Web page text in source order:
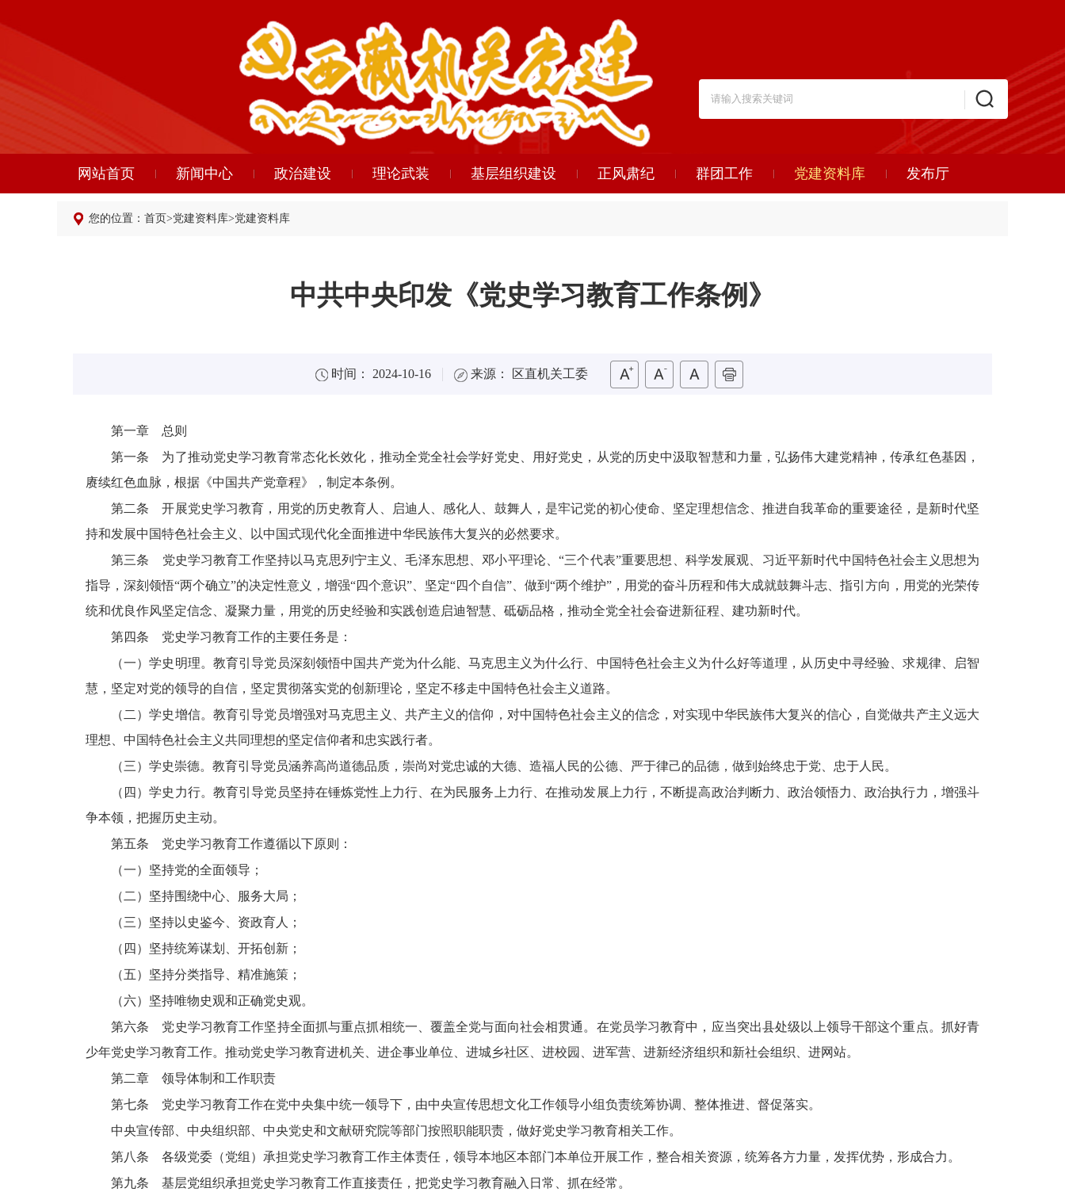
网站首页 新闻中心 政治建设 理论武装 基层组织建设 正风肃纪 群团工作 党建资料库 发布厅
您的位置： 首页>党建资料库>党建资料库
中共中央印发《党史学习教育工作条例》
时间： 2024-10-16 来源： 区直机关工委
第一章 总则
第一条 为了推动党史学习教育常态化长效化，推动全党全社会学好党史、用好党史，从党的历史中汲取智慧和力量，弘扬伟大建党精神，传承红色基因，
赓续红色血脉，根据《中国共产党章程》，制定本条例。
第二条 开展党史学习教育，用党的历史教育人、启迪人、感化人、鼓舞人，是牢记党的初心使命、坚定理想信念、推进自我革命的重要途径，是新时代坚
持和发展中国特色社会主义、以中国式现代化全面推进中华民族伟大复兴的必然要求。
第三条 党史学习教育工作坚持以马克思列宁主义、毛泽东思想、邓小平理论、“三个代表”重要思想、科学发展观、习近平新时代中国特色社会主义思想为
指导，深刻领悟“两个确立”的决定性意义，增强“四个意识”、坚定“四个自信”、做到“两个维护”，用党的奋斗历程和伟大成就鼓舞斗志、指引方向，用党的光荣传
统和优良作风坚定信念、凝聚力量，用党的历史经验和实践创造启迪智慧、砥砺品格，推动全党全社会奋进新征程、建功新时代。
第四条 党史学习教育工作的主要任务是：
（一）学史明理。教育引导党员深刻领悟中国共产党为什么能、马克思主义为什么行、中国特色社会主义为什么好等道理，从历史中寻经验、求规律、启智
慧，坚定对党的领导的自信，坚定贯彻落实党的创新理论，坚定不移走中国特色社会主义道路。
（二）学史增信。教育引导党员增强对马克思主义、共产主义的信仰，对中国特色社会主义的信念，对实现中华民族伟大复兴的信心，自觉做共产主义远大
理想、中国特色社会主义共同理想的坚定信仰者和忠实践行者。
（三）学史崇德。教育引导党员涵养高尚道德品质，崇尚对党忠诚的大德、造福人民的公德、严于律己的品德，做到始终忠于党、忠于人民。
（四）学史力行。教育引导党员坚持在锤炼党性上力行、在为民服务上力行、在推动发展上力行，不断提高政治判断力、政治领悟力、政治执行力，增强斗
争本领，把握历史主动。
第五条 党史学习教育工作遵循以下原则：
（一）坚持党的全面领导；
（二）坚持围绕中心、服务大局；
（三）坚持以史鉴今、资政育人；
（四）坚持统筹谋划、开拓创新；
（五）坚持分类指导、精准施策；
（六）坚持唯物史观和正确党史观。
第六条 党史学习教育工作坚持全面抓与重点抓相统一、覆盖全党与面向社会相贯通。在党员学习教育中，应当突出县处级以上领导干部这个重点。抓好青
少年党史学习教育工作。推动党史学习教育进机关、进企事业单位、进城乡社区、进校园、进军营、进新经济组织和新社会组织、进网站。
第二章 领导体制和工作职责
第七条 党史学习教育工作在党中央集中统一领导下，由中央宣传思想文化工作领导小组负责统筹协调、整体推进、督促落实。
中央宣传部、中央组织部、中央党史和文献研究院等部门按照职能职责，做好党史学习教育相关工作。
第八条 各级党委（党组）承担党史学习教育工作主体责任，领导本地区本部门本单位开展工作，整合相关资源，统筹各方力量，发挥优势，形成合力。
第九条 基层党组织承担党史学习教育工作直接责任，把党史学习教育融入日常、抓在经常。